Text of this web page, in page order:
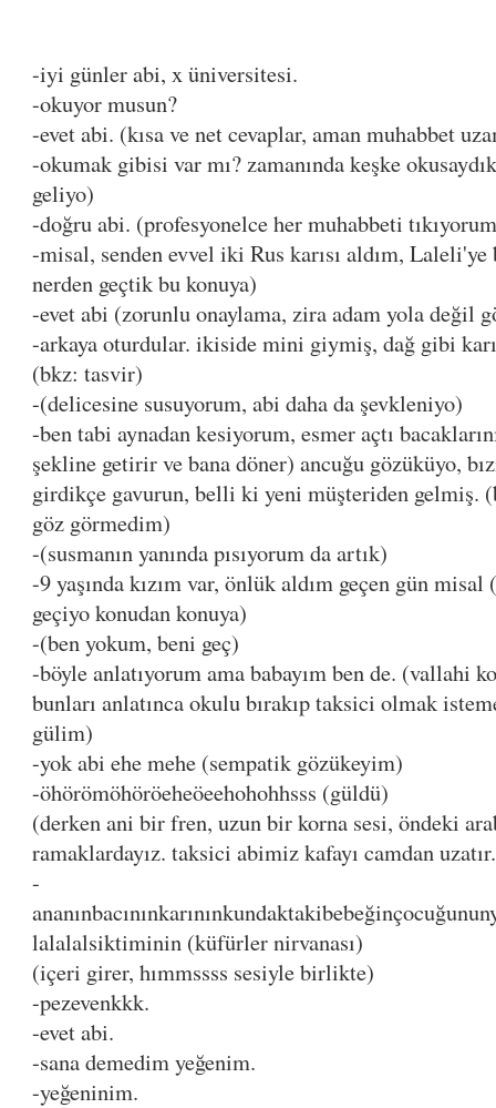
-iyi günler abi, x üniversitesi.
-okuyor musun?
-evet abi. (kısa ve net cevaplar, aman muhabbet
-okumak gibisi var mı? zamanında keşke
geliyo)
-doğru abi. (profesyonelce her muhabbeti
-misal, senden evvel iki Rus karısı aldım,
nerden geçtik bu konuya)
-evet abi (zorunlu onaylama, zira adam yola değil
-arkaya oturdular. ikiside mini giymiş, dağ gibi
(bkz: tasvir)
-(delicesine susuyorum, abi daha da şevkleniyo)
-ben tabi aynadan kesiyorum, esmer açtı
şekline getirir ve bana döner) ancuğu gözüküyo,
girdikçe gavurun, belli ki yeni müşteriden gelmiş.
göz görmedim)
-(susmanın yanında pısıyorum da artık)
-9 yaşında kızım var, önlük aldım geçen gün
geçiyo konudan konuya)
-(ben yokum, beni geç)
-böyle anlatıyorum ama babayım ben de. (vallahi
bunları anlatınca okulu bırakıp taksici olmak
gülim)
-yok abi ehe mehe (sempatik gözükeyim)
-öhörömöhöröeheöeehohohhsss (güldü)
(derken ani bir fren, uzun bir korna sesi, öndeki
ramaklardayız. taksici abimiz kafayı camdan
-
lalalalsiktiminin (küfürler nirvanası)
(içeri girer, hımmssss sesiyle birlikte)
-pezevenkkk.
-evet abi.
-sana demedim yeğenim.
-yeğeninim.